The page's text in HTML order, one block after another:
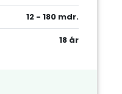
12 - 180 mdr.
18 år